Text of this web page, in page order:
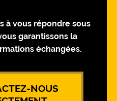
à vous répondre sous
garantissons la
échangées.
NOUS